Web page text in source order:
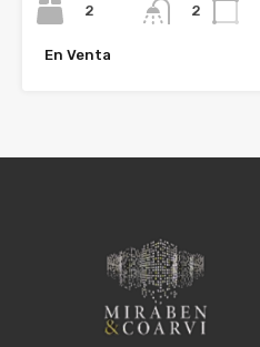
2
2
En Venta